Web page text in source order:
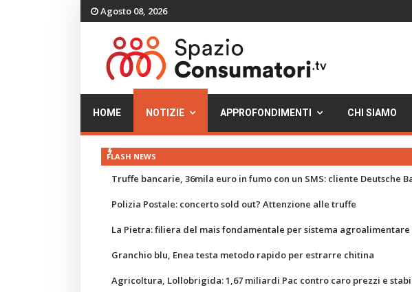
Agosto 08, 2026
HOME NOTIZIE APPROFONDIMENTI CHI SIAMO
FLASH NEWS
Truffe bancarie, 36mila euro in fumo con un SMS: cliente Deutsche
Polizia Postale: concerto sold out? Attenzione alle truffe
La Pietra: filiera del mais fondamentale per sistema
Granchio blu, Enea testa metodo rapido per estrarre chitina
Agricoltura, Lollobrigida: 1,67 miliardi Pac contro caro prezzi e